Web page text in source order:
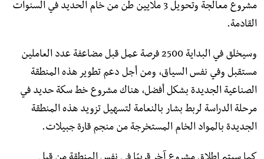
مشروع معالجة وتحويل 3 ملايين طن من خام الحديد في السنوات
القادمة.
وسيخلق في البداية 2500 فرصة عمل قبل مضاعفة عدد العاملين
مستقبل وفي نفس السياق، ومن أجل دعم تطوير هذه المنطقة
الصناعية الجديدة بشكل أفضل، هناك مشروع خط سكة حديد في
مرحلة الدراسة لربط بشار بالنعامة لتسهيل تزويد هذه المنطقة
الجديدة بالمواد الخام المستخرجة من منجم قارة جبيلات.